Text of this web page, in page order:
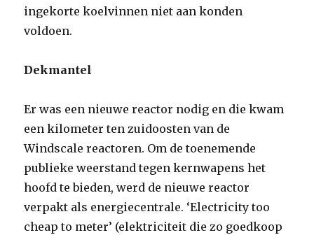
ingekorte koelvinnen niet aan konden
voldoen.
Dekmantel
Er was een nieuwe reactor nodig en die kwam
een kilometer ten zuidoosten van de
Windscale reactoren. Om de toenemende
publieke weerstand tegen kernwapens het
hoofd te bieden, werd de nieuwe reactor
verpakt als energiecentrale. ‘Electricity too
cheap to meter’ (elektriciteit die zo goedkoop